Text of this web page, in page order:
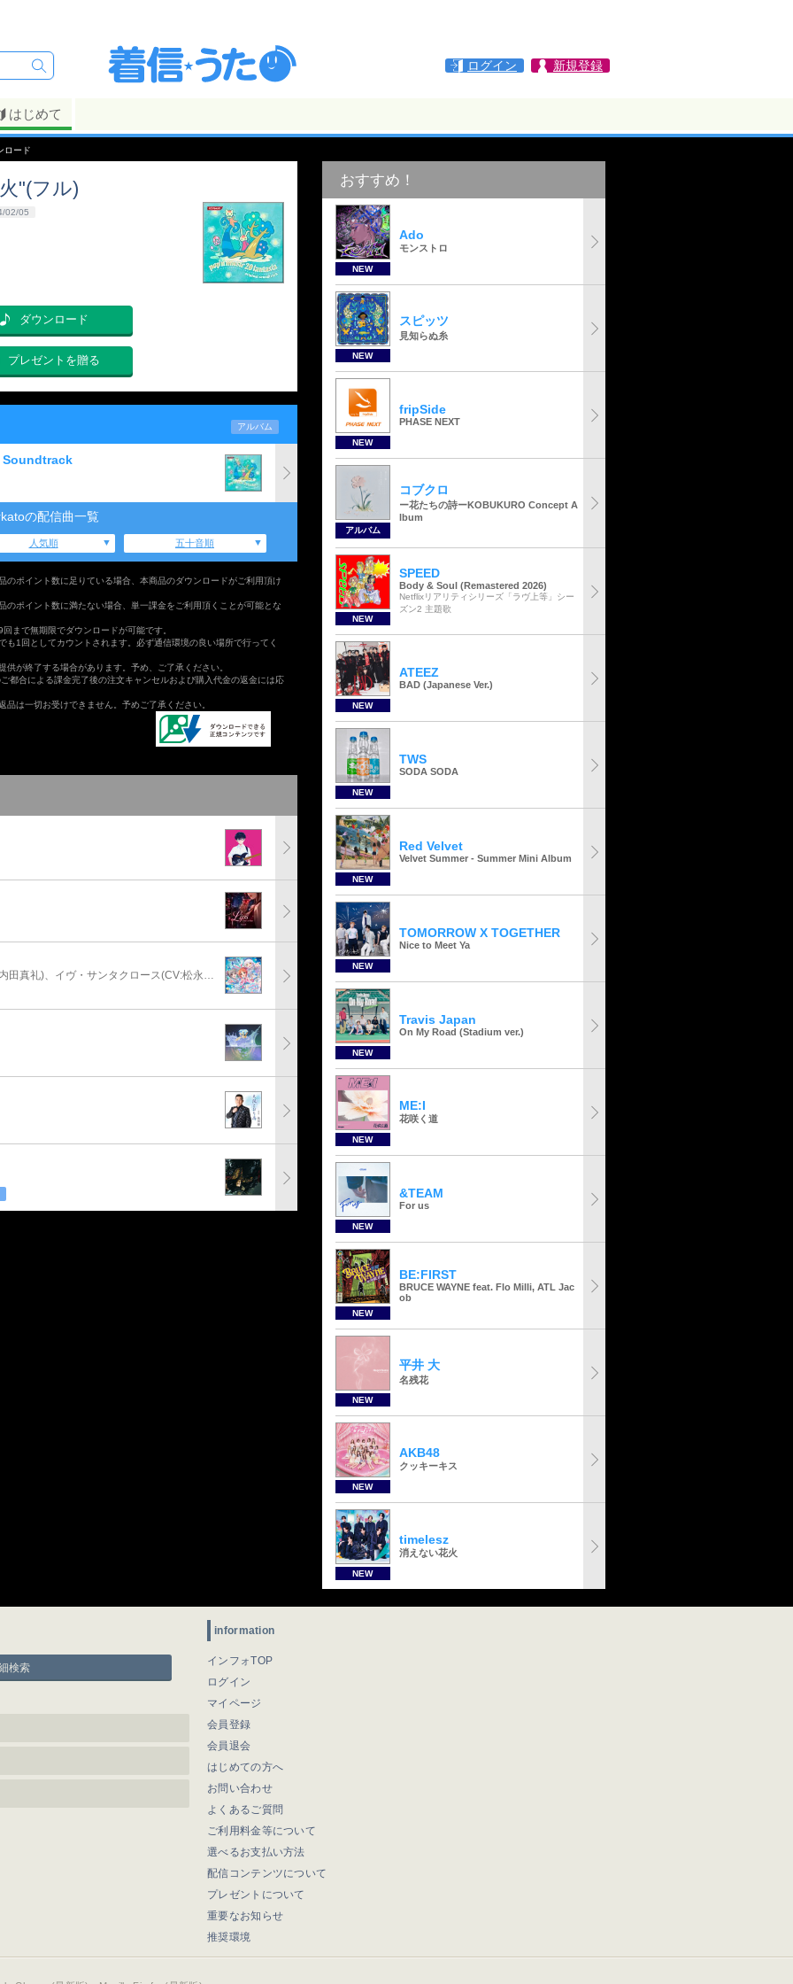
ログイン 新規登録
はじめて
ロード
"(フル)
02/05
ダウンロード
プレゼントを贈る
アルバム
の配信曲一覧
人気順 五十音順
ポイント数に足りている場合、本商品のダウンロードがご利用頂け
ポイント数に満たない場合、単一課金をご利用頂くことが可能とな
まで無期限でダウンロードが可能です。
1回としてカウントされます。必ず通信環境の良い場所で行ってく
が終了する場合があります。予め、ご了承ください。
都合による課金完了後の注文キャンセルおよび購入代金の返金には応
は一切お受けできません。予めご了承ください。
安部菜々(CV:三宅麻理恵)、神崎蘭子(CV:内田真礼)、イヴ・サンタクロース(CV:松永あかね)
おすすめ！
NEW
Ado
モンストロ
NEW
スピッツ
見知らぬ糸
NEW
fripSide
PHASE NEXT
アルバム
コブクロ
ー花たちの詩ーKOBUKURO Concept A
lbum
NEW
SPEED
Body & Soul (Remastered 2026)
Netflixリアリティシリーズ「ラヴ上等」シー
ズン2 主題歌
NEW
ATEEZ
BAD (Japanese Ver.)
NEW
TWS
SODA SODA
NEW
Red Velvet
Velvet Summer - Summer Mini Album
NEW
TOMORROW X TOGETHER
Nice to Meet Ya
NEW
Travis Japan
On My Road (Stadium ver.)
NEW
ME:I
花咲く道
NEW
&TEAM
For us
NEW
BE:FIRST
BRUCE WAYNE feat. Flo Milli, ATL Jac
ob
NEW
平井 大
名残花
NEW
AKB48
クッキーキス
NEW
timelesz
消えない花火
検索
information
インフォTOP
ログイン
マイページ
会員登録
会員退会
はじめての方へ
お問い合わせ
よくあるご質問
ご利用料金等について
選べるお支払い方法
配信コンテンツについて
プレゼントについて
重要なお知らせ
推奨環境